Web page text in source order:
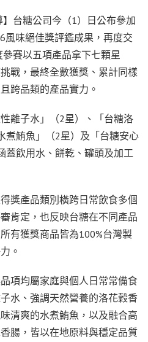
】台糖公司今（1）日公布參加
風味絕佳獎評鑑成果，再度交
賽以五項產品拿下七顆星
戰，最終全數獲獎、累計同樣
跨品類的產品實力。
離子水」（2星）、「台糖洛
煮鮪魚」（2星）及「台糖安心
蓋飲用水、餅乾、罐頭及加工
獎產品類別橫跨日常飲食多個
肯定，也反映台糖在不同產品
有獲獎商品皆為100%台灣製
。
項均屬家庭與個人日常常備食
水、強調天然營養的洛花穀香
清爽的水煮鮪魚，以及融合高
腸，皆以在地原料與穩定品質